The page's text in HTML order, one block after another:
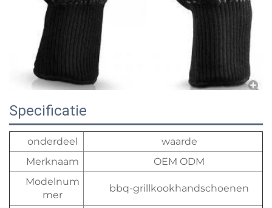
Specificatie
onderdeel
waarde
Merknaam
OEM ODM
Modelnum
mer
bbq-grillkookhandschoenen